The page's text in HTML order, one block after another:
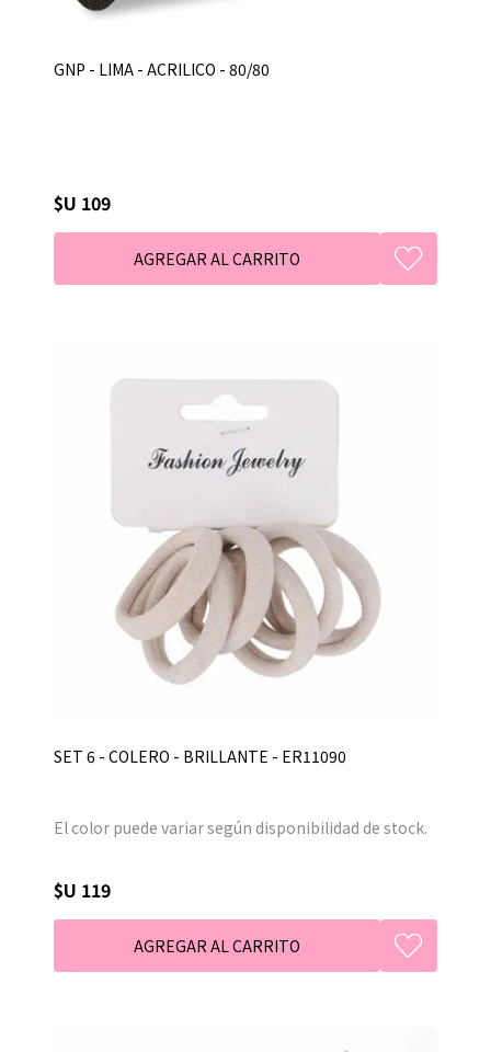
GNP - LIMA - ACRILICO - 80/80
$U 109
SET 6 - COLERO - BRILLANTE - ER11090
El color puede variar según disponibilidad de stock.
$U 119